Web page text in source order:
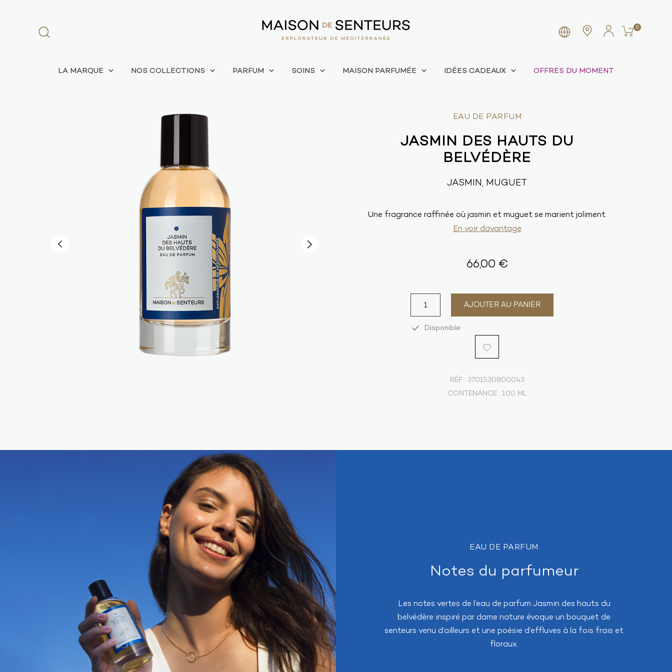
0
LA MARQUE NOS COLLECTIONS PARFUM SOINS MAISON PARFUMÉE IDÉES CADEAUX OFFRES DU MOMENT
EAU DE PARFUM
JASMIN DES HAUTS DU
BELVÉDÈRE
JASMIN, MUGUET
Une fragrance raffinée où jasmin et muguet se marient joliment.
En voir davantage
66,00 €
AJOUTER AU PANIER
Disponible
RÉF : 3701530800043
CONTENANCE : 100 ML
EAU DE PARFUM
Notes du parfumeur
Les notes vertes de l’eau de parfum Jasmin des hauts du
belvédère inspiré par dame nature évoque un bouquet de
senteurs venu d’ailleurs et une poésie d’effluves à la fois frais et
floraux.